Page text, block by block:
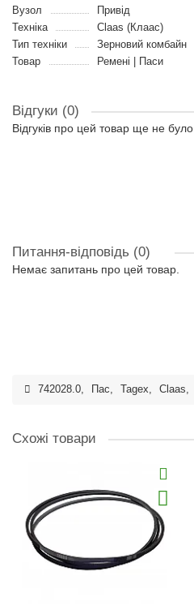
Вузол
Привід
Техніка
Claas (Клаас)
Тип техніки
Зерновий комбайн
Товар
Ремені | Паси
Відгуки (0)
Відгуків про цей товар ще не було.
Питання-відповідь (0)
Немає запитань про цей товар.
742028.0, Пас, Tagex, Claas,
Схожі товари